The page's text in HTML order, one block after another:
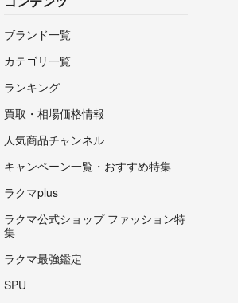
ブランド一覧
カテゴリ一覧
ランキング
買取・相場価格情報
人気商品チャンネル
キャンペーン一覧・おすすめ特集
ラクマplus
ラクマ公式ショップ ファッション特
集
ラクマ最強鑑定
SPU